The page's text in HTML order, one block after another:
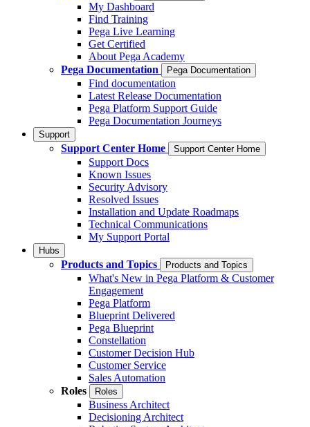
My Dashboard
Find Training
Pega Live Learning
Get Certified
About Pega Academy
Pega Documentation
Pega Documentation
Find documentation
Latest Release Documentation
Pega Platform Support Guide
Pega Documentation Journeys
Support
Support Center Home Support Center Home
Support Docs
Known Issues
Security Advisory
Resolved Issues
Installation and Update Roadmaps
Technical Communications
My Support Portal
Hubs
Products and Topics Products and Topics
What's New in Pega Platform & Customer
Engagement
Pega Platform
Blueprint Delivered
Pega Blueprint
Constellation
Customer Decision Hub
Customer Service
Sales Automation
Roles
Roles
Business Architect
Decisioning Architect